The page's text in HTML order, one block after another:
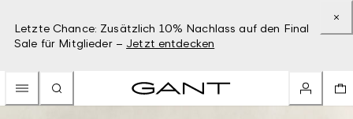
Letzte Chance: Zusätzlich 10% Nachlass auf den Final
Sale für Mitglieder – Jetzt entdecken